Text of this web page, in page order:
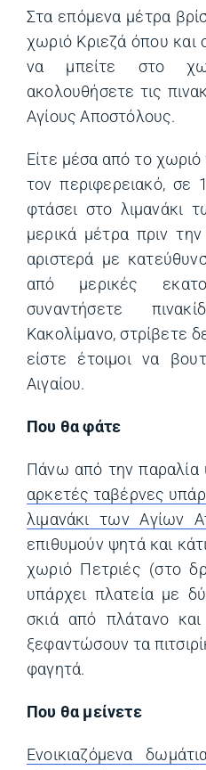
Στα επόμενα μέτρα
χωριό Κριεζά όπου και
να μπείτε στο
ακολουθήσετε τις
Αγίους Αποστόλους.
Είτε μέσα από το
τον περιφερειακό, σε
φτάσει στο λιμανάκι
μερικά μέτρα πριν
αριστερά με
από μερικές
συναντήσετε
Κακολίμανο, στρίβετε
είστε έτοιμοι να
Αιγαίου.
Που θα φάτε
Πάνω από την παραλία
αρκετές ταβέρνες
λιμανάκι των Αγίων
επιθυμούν ψητά και
χωριό Πετριές (στο
υπάρχει πλατεία με
σκιά από πλάτανο
ξεφαντώσουν τα
φαγητά.
Που θα μείνετε
Ενοικιαζόμενα